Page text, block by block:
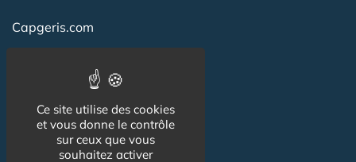
Capgeris.com
Emploi-formation-sante.com
Seniorissimmo.com
Creche-et-naissance.com
Ce site utilise des cookies
et vous donne le contrôle
sur ceux que vous
souhaitez activer